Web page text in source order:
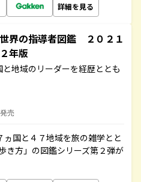
詳細を見る
界の指導者図鑑 ２０２１
年版
と地域のリーダーを経歴ととも
売
国と４７地域を旅の雑学とと
き方」の図鑑シリーズ第２弾が